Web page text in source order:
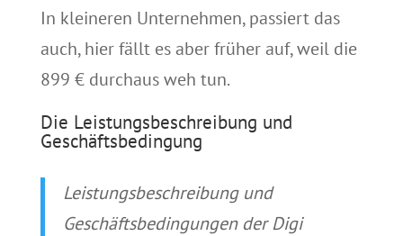
In kleineren Unternehmen, passiert das
auch, hier fällt es aber früher auf, weil die
899 € durchaus weh tun.
Die Leistungsbeschreibung und
Geschäftsbedingung
Leistungsbeschreibung und
Geschäftsbedingungen der Digi